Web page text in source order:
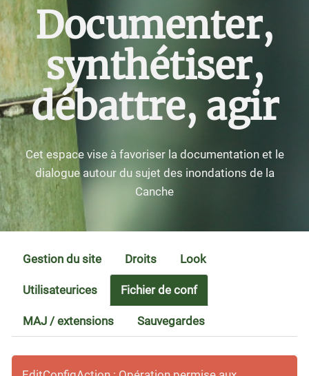
Documenter,
synthétiser,
débattre, agir
Cet espace vise à favoriser la documentation et le
dialogue autour du sujet des inondations de la
Canche
Gestion du site Droits Look
Utilisateurices Fichier de conf
MAJ / extensions Sauvegardes